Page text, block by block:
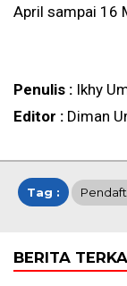
April sampai 16
Penulis : Ikhy
Editor : Diman
Tag :
BERITA